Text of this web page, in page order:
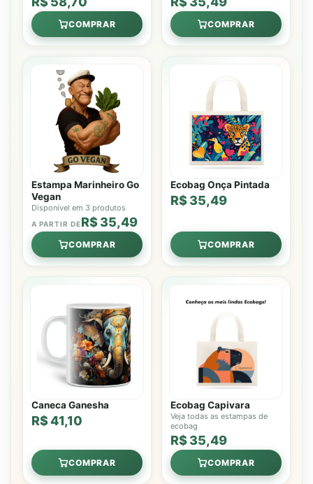
COMPRAR COMPRAR
Estampa Marinheiro Go
Vegan
Disponível em 3 produtos
A PARTIR DER$ 35,49
COMPRAR
Ecobag Onça Pintada
R$ 35,49
COMPRAR
Caneca Ganesha
R$ 41,10
COMPRAR
Ecobag Capivara
Veja todas as estampas de
ecobag
R$ 35,49
COMPRAR